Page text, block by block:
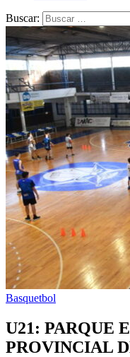
Buscar:
Basquetbol
U21: PARQUE
PROVINCIAL